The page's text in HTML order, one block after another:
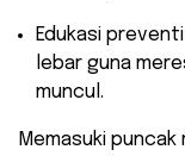
​Edukasi
lebar guna
muncul.
Memasuki